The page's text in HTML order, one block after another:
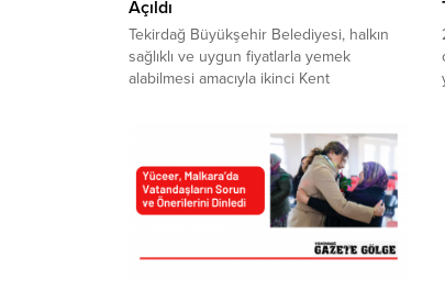
Açıldı
Tekirdağ Büyükşehir Belediyesi, halkın
sağlıklı ve uygun fiyatlarla yemek
alabilmesi amacıyla ikinci Kent
gerçekleştirildiği Kent Lokantası ile
vatandaşlar 4 çeşit yemeği 70 TL’ye
yiyebilecek. Hasan Ali Yücel Meydanı’nda
hizmet verecek olan lokantada, açılışa
özel 4 çeşit yemek vatandaşlara ücretsiz
olarak ikram...